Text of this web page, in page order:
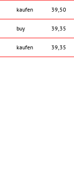
kaufen 39,50
buy 39,35
kaufen 39,35